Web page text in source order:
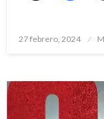
Publicado
27 febrero, 2024